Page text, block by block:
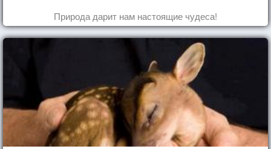
Природа дарит нам настоящие чудеса!